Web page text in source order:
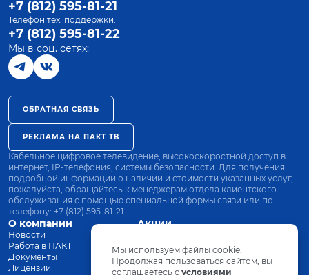
О компании
Новости
Работа в ПАКТ
Документы
Лицензии
Акции
Оплата
Оборудование
+7 (812) 595-81-21
Телефон тех. поддержки:
+7 (812) 595-81-22
Мы в соц. сетях:
ОБРАТНАЯ СВЯЗЬ
РЕКЛАМА НА ПАКТ ТВ
Кабельное цифровое телевидение, высокоскоростной доступ в
интернет, IP-телефония, системы безопасности. Для получения
подробной информации о наличии и стоимости указанных услуг,
пожалуйста, обращайтесь к менеджерам отдела клиентского
обслуживания с помощью специальной формы связи или по
телефону: +7 (812) 595-81-21
Мы используем файлы cookie.
Продолжая пользоваться сайтом, вы
соглашаетесь с условиями